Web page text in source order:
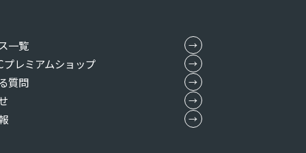
一覧
プレミアムショップ
質問